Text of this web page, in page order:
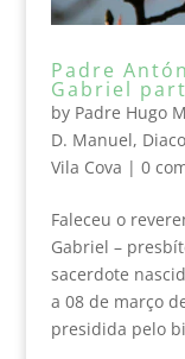
Padre
Gabriel
by Padre Hugo
D. Manuel,
Vila Cova | 0
Faleceu o
Gabriel –
sacerdote
a 08 de março
presidida pelo